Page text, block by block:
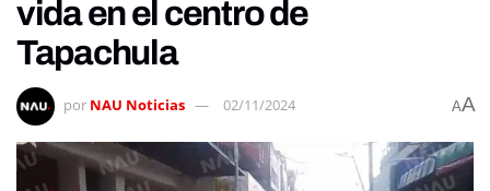
vida en el centro de
Tapachula
por NAU Noticias 02/11/2024 AA